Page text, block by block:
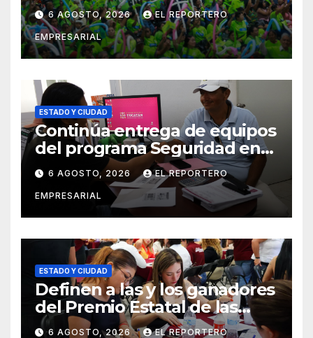
Mérida y suma a comités de
vigilancia en la prevención
social del delito
6 AGOSTO, 2026 EL REPORTERO
EMPRESARIAL
ESTADO Y CIUDAD
Continúa entrega de equipos
del programa Seguridad en
el Mar
6 AGOSTO, 2026 EL REPORTERO
EMPRESARIAL
ESTADO Y CIUDAD
Definen a las y los ganadores
del Premio Estatal de las
Juventudes 2026
6 AGOSTO, 2026 EL REPORTERO